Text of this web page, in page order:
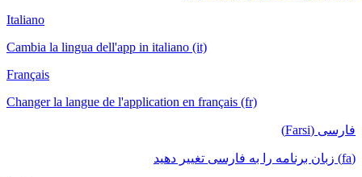
Italiano
Cambia la lingua dell'app in italiano (it)
Français
Changer la langue de l'application en français (fr)
فارسی (Farsi)
(fa) زبان برنامه را به فارسی تغییر دهید